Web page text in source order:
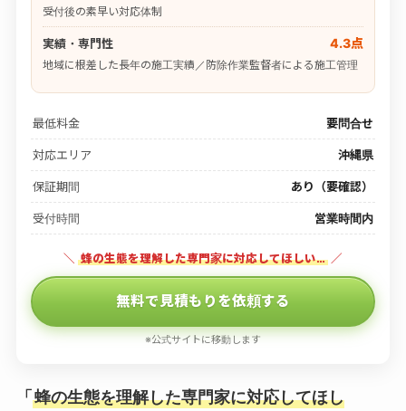
受付後の素早い対応体制
実績・専門性 4.3点
地域に根差した長年の施工実績／防除作業監督者による施工管理
最低料金 要問合せ
対応エリア 沖縄県
保証期間 あり（要確認）
受付時間 営業時間内
＼ 蜂の生態を理解した専門家に対応してほしい… ／
無料で見積もりを依頼する
※公式サイトに移動します
「 蜂の生態を理解した専門家に対応してほし